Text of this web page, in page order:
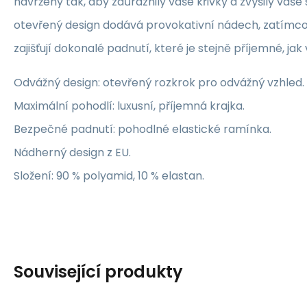
otevřený design dodává provokativní nádech,
zajišťují dokonalé padnutí, které je stejně příjemné, jak
Odvážný design: otevřený rozkrok pro odvážný vzhled.
Maximální pohodlí: luxusní, příjemná krajka.
Bezpečné padnutí: pohodlné elastické ramínka.
Nádherný design z EU.
Složení: 90 % polyamid, 10 % elastan.
Související produkty